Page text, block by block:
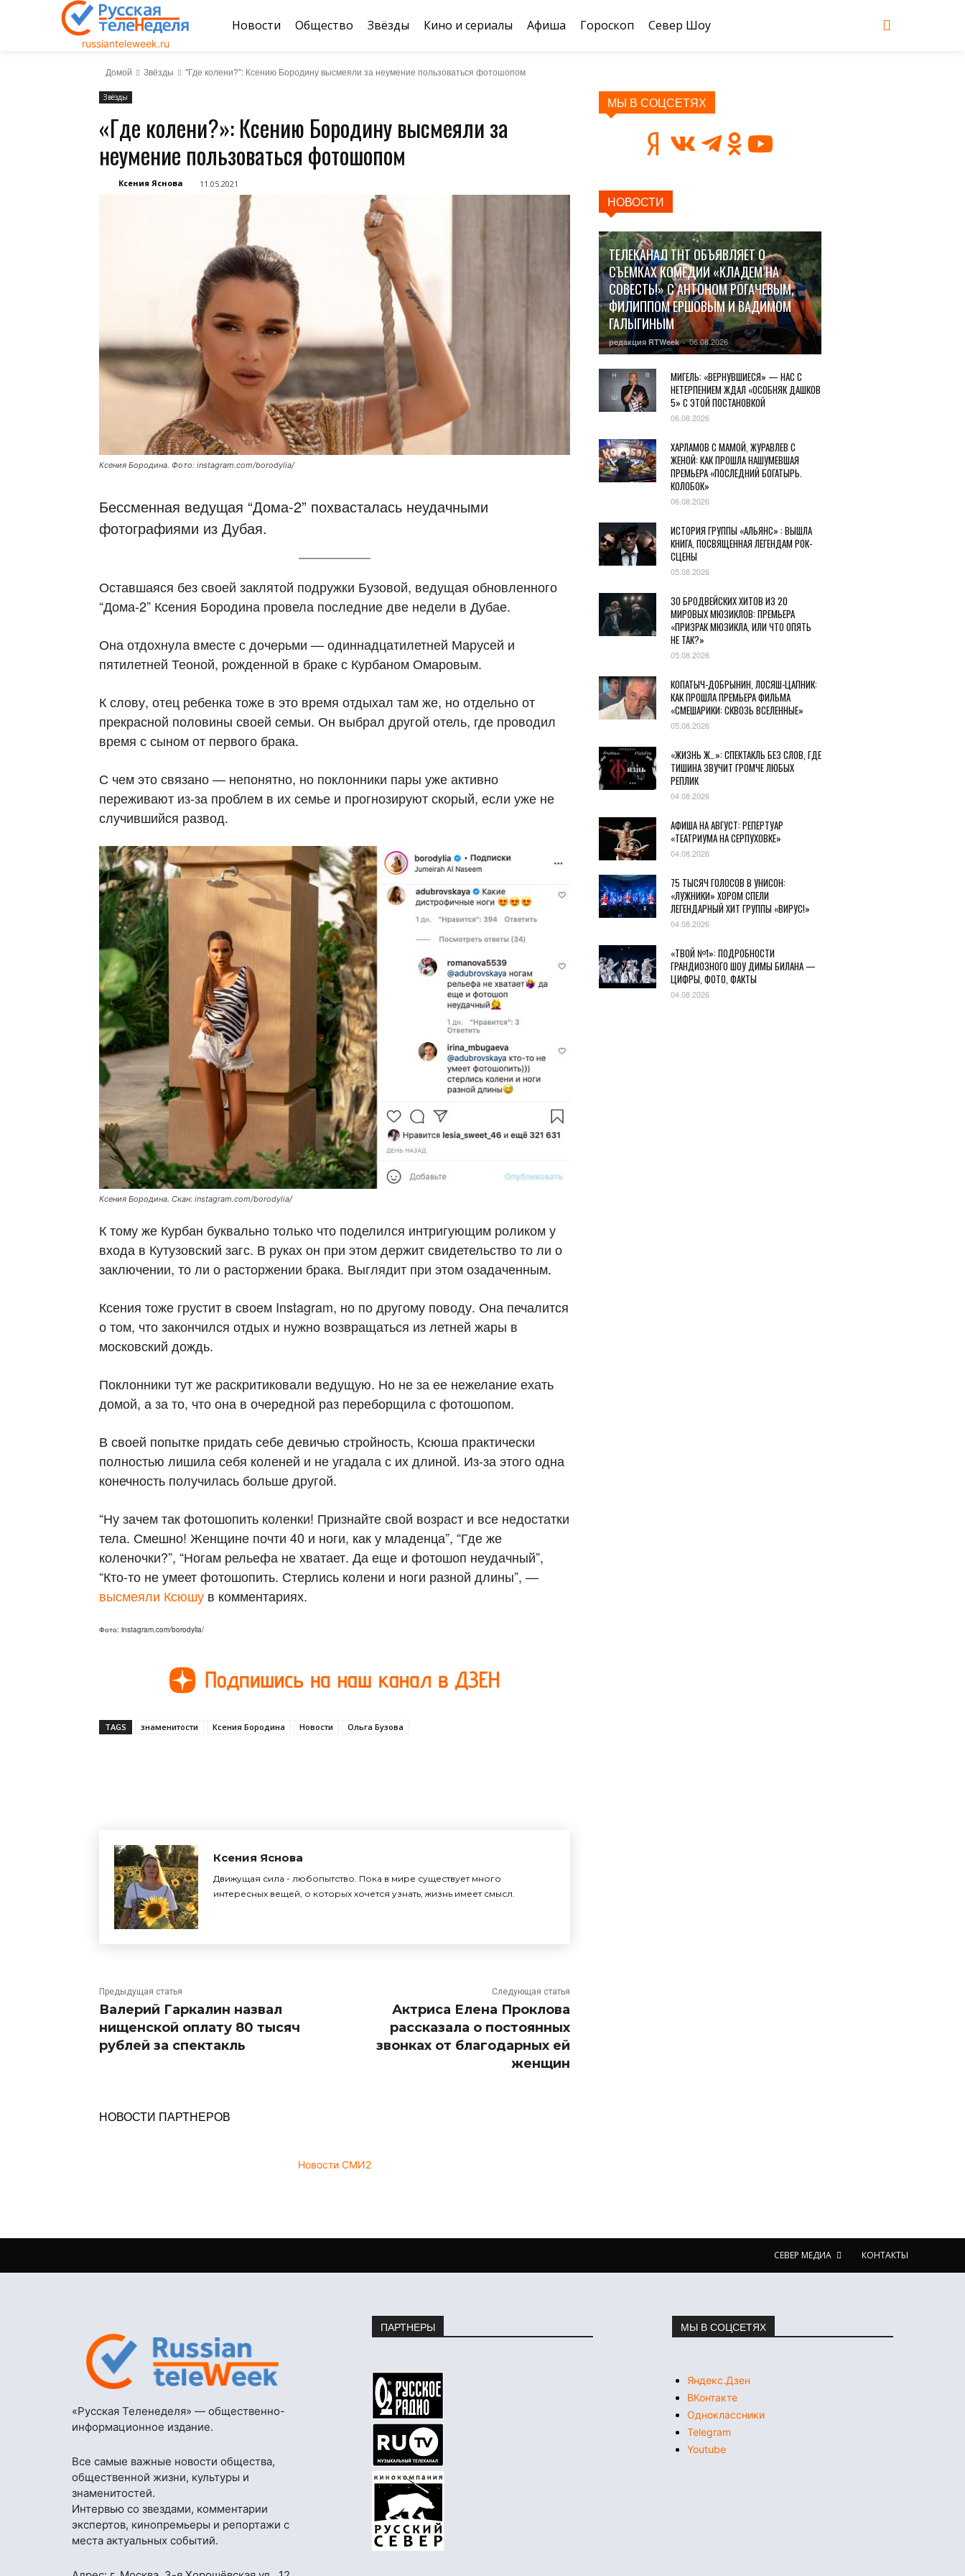
russianteleweek.ru
Новости Общество Звёзды Кино и сериалы Афиша Гороскоп Север Шоу
Домой Звёзды "Где колени?": Ксению Бородину высмеяли за неумение пользоваться фотошопом
Звёзды
«Где колени?»: Ксению Бородину высмеяли за
неумение пользоваться фотошопом
Ксения Яснова 11.05.2021
Ксения Бородина. Фото: instagram.com/borodylia/
Бессменная ведущая “Дома-2” похвасталась неудачными
фотографиями из Дубая.
Оставшаяся без своей заклятой подружки Бузовой, ведущая обновленного
“Дома-2” Ксения Бородина провела последние две недели в Дубае.
Она отдохнула вместе с дочерьми — одиннадцатилетней Марусей и
пятилетней Теоной, рожденной в браке с Курбаном Омаровым.
К слову, отец ребенка тоже в это время отдыхал там же, но отдельно от
прекрасной половины своей семьи. Он выбрал другой отель, где проводил
время с сыном от первого брака.
С чем это связано — непонятно, но поклонники пары уже активно
переживают из-за проблем в их семье и прогнозируют скорый, если уже не
случившийся развод.
Ксения Бородина. Скан: instagram.com/borodylia/
К тому же Курбан буквально только что поделился интригующим роликом у
входа в Кутузовский загс. В руках он при этом держит свидетельство то ли о
заключении, то ли о расторжении брака. Выглядит при этом озадаченным.
Ксения тоже грустит в своем Instagram, но по другому поводу. Она печалится
о том, что закончился отдых и нужно возвращаться из летней жары в
московский дождь.
Поклонники тут же раскритиковали ведущую. Но не за ее нежелание ехать
домой, а за то, что она в очередной раз переборщила с фотошопом.
В своей попытке придать себе девичью стройность, Ксюша практически
полностью лишила себя коленей и не угадала с их длиной. Из-за этого одна
конечность получилась больше другой.
“Ну зачем так фотошопить коленки! Признайте свой возраст и все недостатки
тела. Смешно! Женщине почти 40 и ноги, как у младенца”, “Где же
коленочки?”, “Ногам рельефа не хватает. Да еще и фотошоп неудачный”,
“Кто-то не умеет фотошопить. Стерлись колени и ноги разной длины”, —
высмеяли Ксюшу в комментариях.
Фото: instagram.com/borodylia/
TAGS знаменитости Ксения Бородина Новости Ольга Бузова
Ксения Яснова
Движущая сила - любопытство. Пока в мире существует много
интересных вещей, о которых хочется узнать, жизнь имеет смысл.
Предыдущая статья
Валерий Гаркалин назвал
нищенской оплату 80 тысяч
рублей за спектакль
Следующая статья
Актриса Елена Проклова
рассказала о постоянных
звонках от благодарных ей
женщин
НОВОСТИ ПАРТНЕРОВ
Новости СМИ2
МЫ В СОЦСЕТЯХ
НОВОСТИ
ТЕЛЕКАНАЛ ТНТ ОБЪЯВЛЯЕТ О
СЪЕМКАХ КОМЕДИИ «КЛАДЕМ НА
СОВЕСТЬ!» С АНТОНОМ РОГАЧЕВЫМ,
ФИЛИППОМ ЕРШОВЫМ И ВАДИМОМ
ГАЛЫГИНЫМ
редакция RTWeek - 06.08.2026
МИГЕЛЬ: «ВЕРНУВШИЕСЯ» — НАС С
НЕТЕРПЕНИЕМ ЖДАЛ «ОСОБНЯК ДАШКОВ
5» С ЭТОЙ ПОСТАНОВКОЙ
06.08.2026
ХАРЛАМОВ С МАМОЙ, ЖУРАВЛЕВ С
ЖЕНОЙ: КАК ПРОШЛА НАШУМЕВШАЯ
ПРЕМЬЕРА «ПОСЛЕДНИЙ БОГАТЫРЬ.
КОЛОБОК»
06.08.2026
ИСТОРИЯ ГРУППЫ «АЛЬЯНС» : ВЫШЛА
КНИГА, ПОСВЯЩЕННАЯ ЛЕГЕНДАМ РОК-
СЦЕНЫ
05.08.2026
30 БРОДВЕЙСКИХ ХИТОВ ИЗ 20
МИРОВЫХ МЮЗИКЛОВ: ПРЕМЬЕРА
«ПРИЗРАК МЮЗИКЛА, ИЛИ ЧТО ОПЯТЬ
НЕ ТАК?»
05.08.2026
КОПАТЫЧ-ДОБРЫНИН, ЛОСЯШ-ЦАПНИК:
КАК ПРОШЛА ПРЕМЬЕРА ФИЛЬМА
«СМЕШАРИКИ: СКВОЗЬ ВСЕЛЕННЫЕ»
05.08.2026
«ЖИЗНЬ Ж…»: СПЕКТАКЛЬ БЕЗ СЛОВ, ГДЕ
ТИШИНА ЗВУЧИТ ГРОМЧЕ ЛЮБЫХ
РЕПЛИК
04.08.2026
АФИША НА АВГУСТ: РЕПЕРТУАР
«ТЕАТРИУМА НА СЕРПУХОВКЕ»
04.08.2026
75 ТЫСЯЧ ГОЛОСОВ В УНИСОН:
«ЛУЖНИКИ» ХОРОМ СПЕЛИ
ЛЕГЕНДАРНЫЙ ХИТ ГРУППЫ «ВИРУС!»
04.08.2026
«ТВОЙ №1»: ПОДРОБНОСТИ
ГРАНДИОЗНОГО ШОУ ДИМЫ БИЛАНА —
ЦИФРЫ, ФОТО, ФАКТЫ
04.08.2026
СЕВЕР МЕДИА КОНТАКТЫ
«Русская Теленеделя» — общественно-
информационное издание.
Все самые важные новости общества,
общественной жизни, культуры и
знаменитостей.
Интервью со звездами, комментарии
экспертов, кинопремьеры и репортажи с
места актуальных событий.
ПАРТНЕРЫ МЫ В СОЦСЕТЯХ
Яндекс.Дзен
ВКонтакте
Одноклассники
Telegram
Youtube